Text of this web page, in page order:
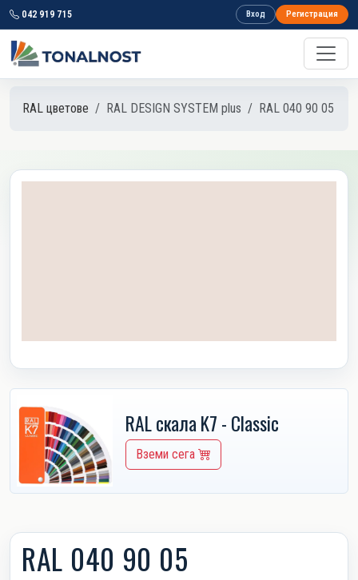
042 919 715 Вход Регистрация
RAL цветове RAL DESIGN SYSTEM plus RAL 040 90 05
RAL скала K7 - Classic
Вземи сега
RAL 040 90 05